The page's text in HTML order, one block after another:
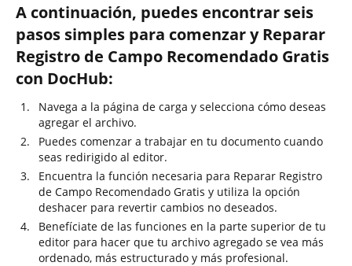
A continuación, puedes encontrar seis
pasos simples para comenzar y Reparar
Registro de Campo Recomendado Gratis
con DocHub:
Navega a la página de carga y selecciona cómo deseas
agregar el archivo.
Puedes comenzar a trabajar en tu documento cuando
seas redirigido al editor.
Encuentra la función necesaria para Reparar Registro
de Campo Recomendado Gratis y utiliza la opción
deshacer para revertir cambios no deseados.
Benefíciate de las funciones en la parte superior de tu
editor para hacer que tu archivo agregado se vea más
ordenado, más estructurado y más profesional.